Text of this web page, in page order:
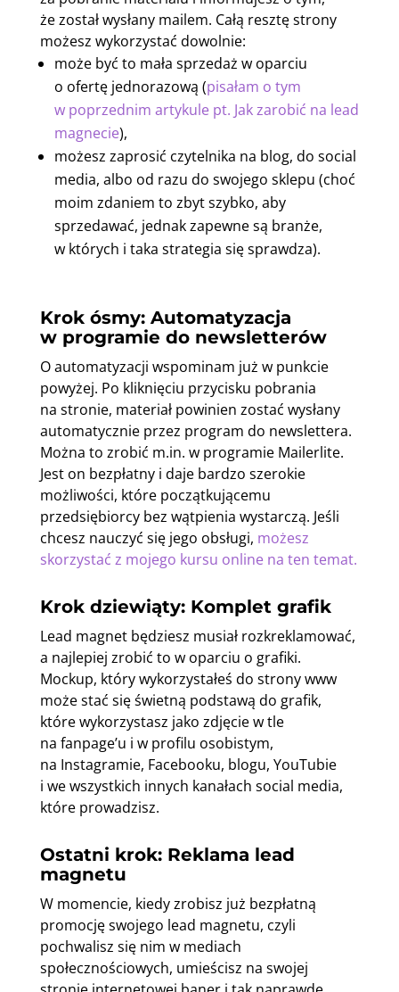
że został wysłany mailem. Całą resztę strony
możesz wykorzystać dowolnie:
może być to mała sprzedaż w oparciu
o ofertę jednorazową (pisałam o tym
w poprzednim artykule pt. Jak zarobić na lead
magnecie),
możesz zaprosić czytelnika na blog, do social
media, albo od razu do swojego sklepu (choć
moim zdaniem to zbyt szybko, aby
sprzedawać, jednak zapewne są branże,
w których i taka strategia się sprawdza).
Krok ósmy: Automatyzacja
w programie do newsletterów
O automatyzacji wspominam już w punkcie
powyżej. Po kliknięciu przycisku pobrania
na stronie, materiał powinien zostać wysłany
automatycznie przez program do newslettera.
Można to zrobić m.in. w programie Mailerlite.
Jest on bezpłatny i daje bardzo szerokie
możliwości, które początkującemu
przedsiębiorcy bez wątpienia wystarczą. Jeśli
chcesz nauczyć się jego obsługi, możesz
skorzystać z mojego kursu online na ten temat.
Krok dziewiąty: Komplet grafik
Lead magnet będziesz musiał rozkreklamować,
a najlepiej zrobić to w oparciu o grafiki.
Mockup, który wykorzystałeś do strony www
może stać się świetną podstawą do grafik,
które wykorzystasz jako zdjęcie w tle
na fanpage’u i w profilu osobistym,
na Instagramie, Facebooku, blogu, YouTubie
i we wszystkich innych kanałach social media,
które prowadzisz.
Ostatni krok: Reklama lead
magnetu
W momencie, kiedy zrobisz już bezpłatną
promocję swojego lead magnetu, czyli
pochwalisz się nim w mediach
społecznościowych, umieścisz na swojej